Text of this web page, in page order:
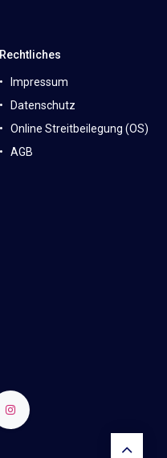
Rechtliches
Impressum
Datenschutz
Online Streitbeilegung (OS)
AGB